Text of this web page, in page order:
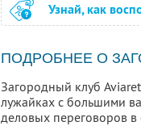
Узнай, как
ПОДРОБНЕЕ О
Загородный клуб
лужайках с большими
деловых переговоров